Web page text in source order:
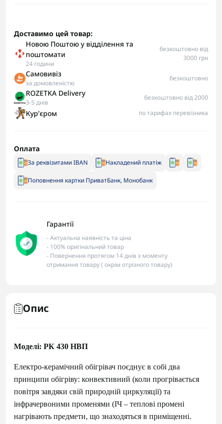
Доставимо цей товар:
Новою Поштою у відділення та
поштомати
24 години
безкоштовно від
3000 грн
Самовивіз
за домовленістю
безкоштовно
ROZETKA Delivery
3-5 днів
безкоштовно від 2000
Курʼєром по тарифах перевізника
Оплата
За реквізитами IBAN Накладений платіж
Поповнення картки ПриватБанк, Монобанк
Гарантії
- Актуальна наявність та ціна
- 100% оригінальний товар
- Повернення протягом 14 днів з моменту
отримання товару ( окрім отрізного товару)
Опис
Моделі: РК 430 НВП
Електро-керамічний обігрівач поєднує в собі два
принципи обігріву: конвективний (коли прогрівається
повітря завдяки свій природній циркуляції) та
інфрачервоними променями (ІЧ – теплові промені
нагрівають предмети, що знаходяться в приміщенні.